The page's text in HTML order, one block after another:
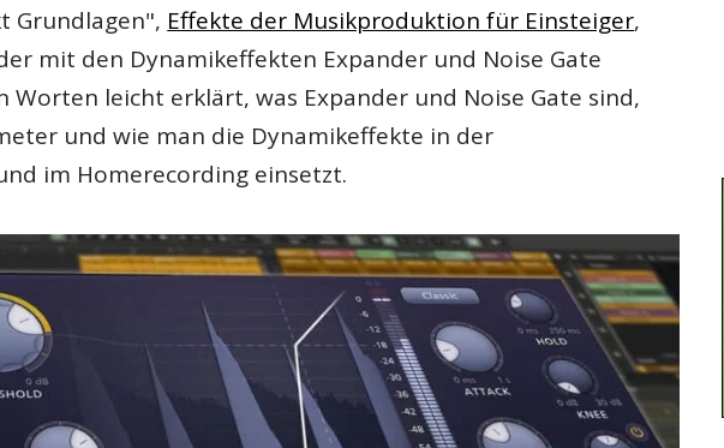
Grundlagen", Effekte der Musikproduktion für Einsteiger,
mit den Dynamikeffekten Expander und Noise Gate
Worten leicht erklärt, was Expander und Noise Gate sind,
und wie man die Dynamikeffekte in der
im Homerecording einsetzt.